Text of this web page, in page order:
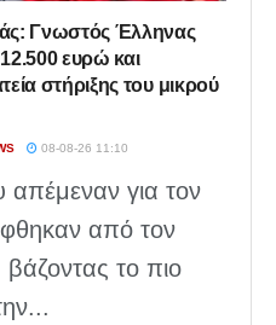
Γνωστός Έλληνας
ευρώ και
στήριξης του μικρού
08-08-26 11:10
για τον
από τον
το πιο